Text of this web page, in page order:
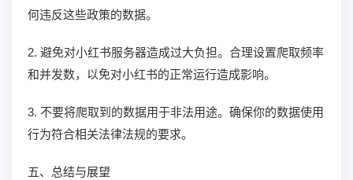
何违反这些政策的数据。
2. 避免对小红书服务器造成过大负担。合理设置爬取频率
和并发数，以免对小红书的正常运行造成影响。
3. 不要将爬取到的数据用于非法用途。确保你的数据使用
行为符合相关法律法规的要求。
五、总结与展望